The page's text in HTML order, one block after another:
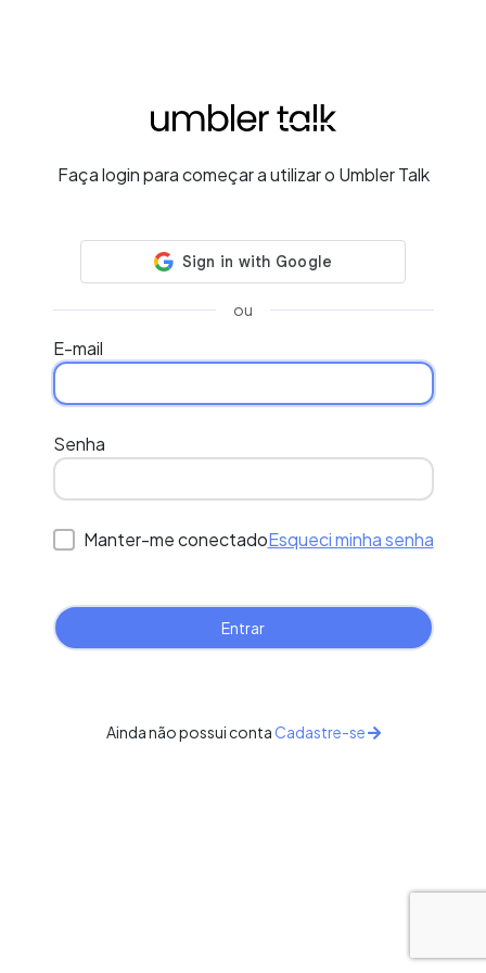
Faça login para começar a utilizar o Umbler Talk
ou
E-mail
Senha
Manter-me conectadoEsqueci minha senha
Ainda não possui contaCadastre-se